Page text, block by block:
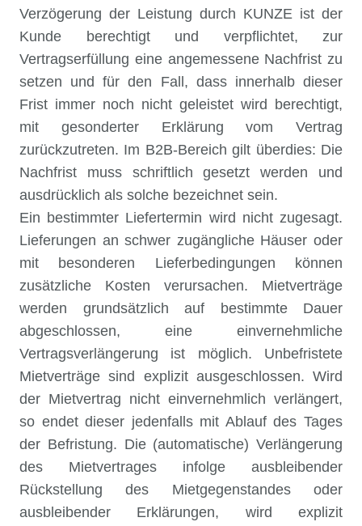
Verzögerung der Leistung durch KUNZE ist der
Kunde berechtigt und verpflichtet, zur
Vertragserfüllung eine angemessene Nachfrist zu
setzen und für den Fall, dass innerhalb dieser
Frist immer noch nicht geleistet wird berechtigt,
mit gesonderter Erklärung vom Vertrag
zurückzutreten. Im B2B-Bereich gilt überdies: Die
Nachfrist muss schriftlich gesetzt werden und
ausdrücklich als solche bezeichnet sein.
Ein bestimmter Liefertermin wird nicht zugesagt.
Lieferungen an schwer zugängliche Häuser oder
mit besonderen Lieferbedingungen können
zusätzliche Kosten verursachen. Mietverträge
werden grundsätzlich auf bestimmte Dauer
abgeschlossen, eine einvernehmliche
Vertragsverlängerung ist möglich. Unbefristete
Mietverträge sind explizit ausgeschlossen. Wird
der Mietvertrag nicht einvernehmlich verlängert,
so endet dieser jedenfalls mit Ablauf des Tages
der Befristung. Die (automatische) Verlängerung
des Mietvertrages infolge ausbleibender
Rückstellung des Mietgegenstandes oder
ausbleibender Erklärungen, wird explizit